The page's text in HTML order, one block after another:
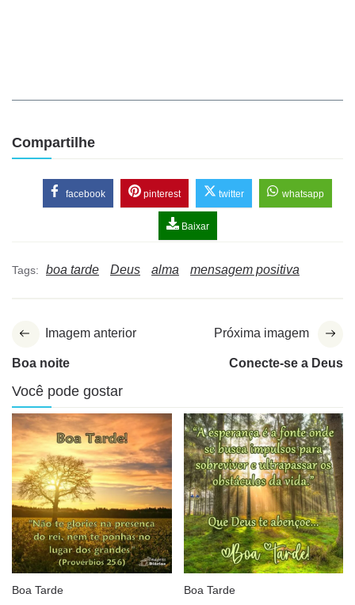
Compartilhe
facebook pinterest twitter whatsapp
Baixar
Tags: boa tarde Deus alma mensagem positiva
Imagem anterior
Boa noite
Próxima imagem
Conecte-se a Deus
Você pode gostar
Boa Tarde Boa Tarde